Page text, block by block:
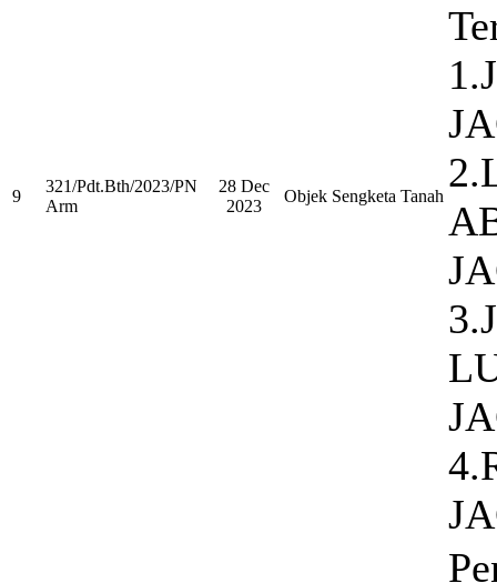
9
321/Pdt.Bth/2023/PN
Arm
28 Dec
2023
Objek Sengketa Tanah